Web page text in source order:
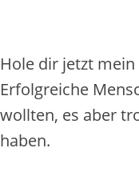
Hole dir jetzt mein
Erfolgreiche
wollten, es aber
haben.